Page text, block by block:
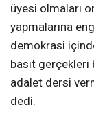
üyesi olmaları
yapmalarına
demokrasi
basit gerçekleri
adalet dersi
dedi.